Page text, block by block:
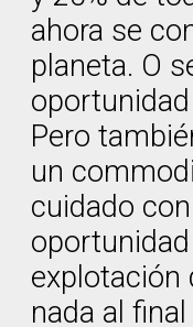
ahora se
planeta. O
Pero
un
cuidado
explotación
nada al